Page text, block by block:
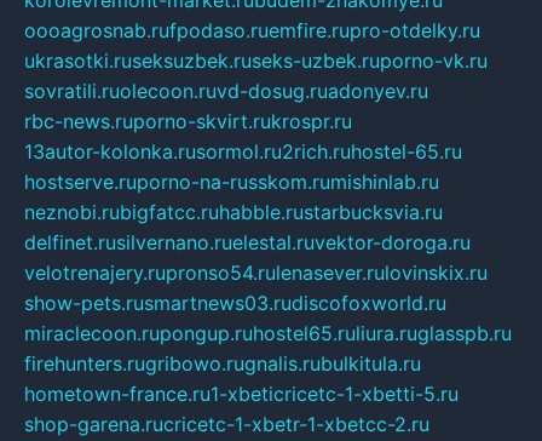
oooagrosnab.rufpodaso.ruemfire.rupro-otdelky.ru
ukrasotki.ruseksuzbek.ruseks-uzbek.ruporno-vk.ru
sovratili.ruolecoon.ruvd-dosug.ruadonyev.ru
rbc-news.ruporno-skvirt.rukrospr.ru
13autor-kolonka.rusormol.ru2rich.ruhostel-65.ru
hostserve.ruporno-na-russkom.rumishinlab.ru
neznobi.rubigfatcc.ruhabble.rustarbucksvia.ru
delfinet.rusilvernano.ruelestal.ruvektor-doroga.ru
velotrenajery.rupronso54.rulenasever.rulovinskix.ru
show-pets.rusmartnews03.rudiscofoxworld.ru
miraclecoon.rupongup.ruhostel65.ruliura.ruglasspb.ru
firehunters.rugribowo.rugnalis.rubulkitula.ru
hometown-france.ru1-xbeticricetc-1-xbetti-5.ru
shop-garena.rucricetc-1-xbetr-1-xbetcc-2.ru